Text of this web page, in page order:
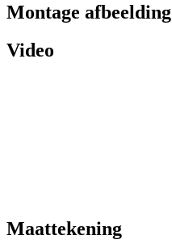
Montage afbeelding
Video
Maattekening